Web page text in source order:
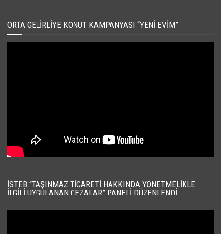
ORTA GELIRLIYE KONUT KAMPANYASI “YENI EVIM”
İSTEB “TAŞINMAZ TICARETI HAKKINDA YÖNETMELIKLE
İLGILI UYGULANAN CEZALAR” PANELI DÜZENLENDI